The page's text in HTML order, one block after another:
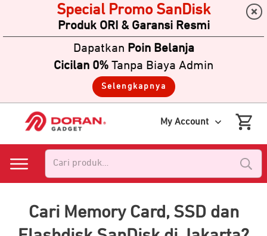
My Account
Cari Memory Card, SSD dan
Special Promo SanDisk
Produk ORI & Garansi Resmi
Dapatkan Poin Belanja
Cicilan 0% Tanpa Biaya Admin
Selengkapnya